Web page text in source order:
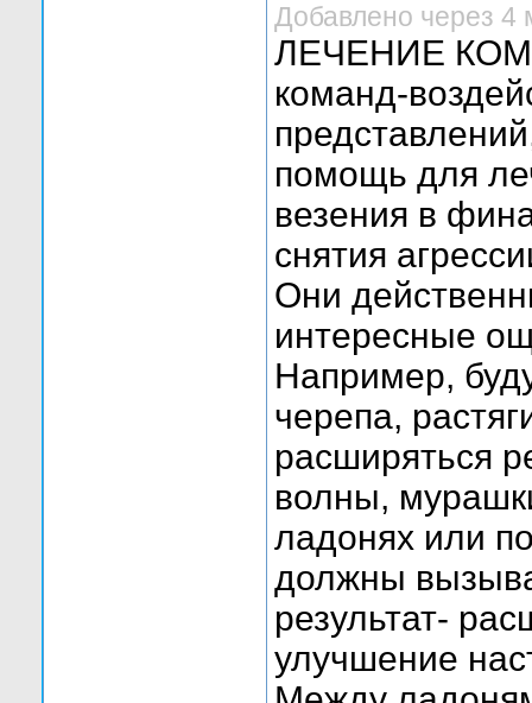
Добавлено через 4
ЛЕЧЕНИЕ
команд-
помощь для
везения в
снятия
Они
интересные
Например,
черепа,
расширяться
волны,
ладонях или
должны
результат-
улучшение